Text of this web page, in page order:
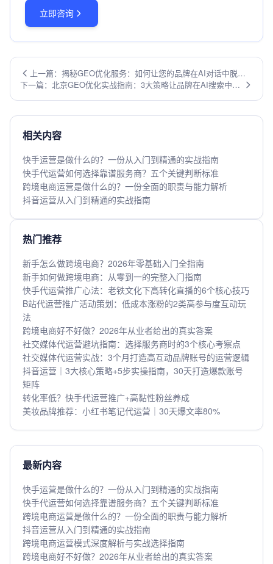
立即咨询
上一篇：揭秘GEO优化服务：如何让您的品牌在AI对话中脱颖
而出？
下一篇：北京GEO优化实战指南：3大策略让品牌在AI搜索中脱
相关内容
快手运营是做什么的？一份从入门到精通的实战指南
快手代运营如何选择靠谱服务商？五个关键判断标准
跨境电商运营是做什么的？一份全面的职责与能力解析
抖音运营从入门到精通的实战指南
热门推荐
新手怎么做跨境电商？2026年零基础入门全指南
新手如何做跨境电商：从零到一的完整入门指南
快手代运营推广心法：老铁文化下高转化直播的6个核心技巧
B站代运营推广活动策划：低成本涨粉的2类高参与度互动玩
法
跨境电商好不好做？2026年从业者给出的真实答案
社交媒体代运营避坑指南：选择服务商时的3个核心考察点
社交媒体代运营实战：3个月打造高互动品牌账号的运营逻辑
抖音运营｜3大核心策略+5步实操指南，30天打造爆款账号
矩阵
转化率低？快手代运营推广+高黏性粉丝养成
美妆品牌推荐：小红书笔记代运营｜30天爆文率80%
最新内容
快手运营是做什么的？一份从入门到精通的实战指南
快手代运营如何选择靠谱服务商？五个关键判断标准
跨境电商运营是做什么的？一份全面的职责与能力解析
抖音运营从入门到精通的实战指南
跨境电商运营模式深度解析与实战选择指南
跨境电商好不好做？2026年从业者给出的真实答案